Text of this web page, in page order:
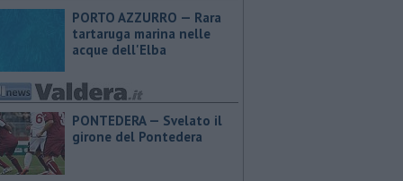
PORTO AZZURRO — Rara
tartaruga marina nelle
acque dell'Elba
PONTEDERA — Svelato il
girone del Pontedera